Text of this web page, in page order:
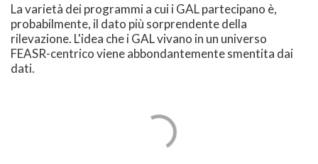
La varietà dei programmi a cui i GAL partecipano è,
probabilmente, il dato più sorprendente della
rilevazione. L'idea che i GAL vivano in un universo
FEASR-centrico viene abbondantemente smentita dai
dati.